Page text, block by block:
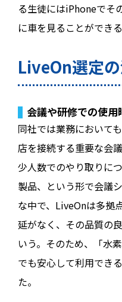
る生徒にはiPhoneでそ
に車を見ることができ
LiveOn選定
会議や研修での使
同社では業務において
店を接続する重要な会
少人数でのやり取りに
製品、という形で会議
な中で、LiveOnは多拠
延がなく、その品質の
いう。そのため、「水
でも安心して利用でき
た。